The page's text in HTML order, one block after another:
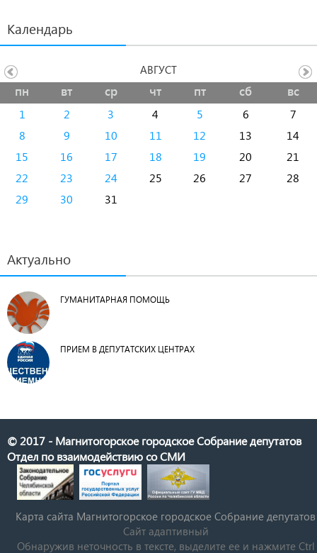
Календарь
пн вт ср чт пт сб вс
1 2 3 4 5 6
7
8
9 10 11 12 13
14
15
16 17 18 19 20
21
22
23 24 25 26 27
28
29
30 31
АВГУСТ
Актуально
ГУМАНИТАРНАЯ ПОМОЩЬ
ПРИЕМ В ДЕПУТАТСКИХ ЦЕНТРАХ
© 2017 - Магнитогорское городское Собрание депутатов
Отдел по взаимодействию со СМИ
Карта сайта Магнитогорское городское Cобрание депутатов
Сайт адаптивный
Обнаружив неточность в тексте, выделите ее и нажмите Ctrl